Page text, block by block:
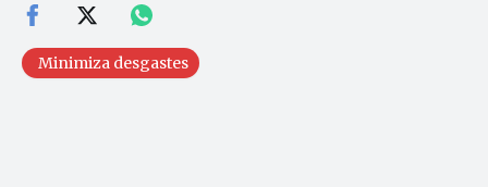
Minimiza desgastes